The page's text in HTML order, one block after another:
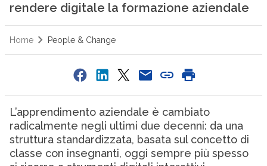
rendere digitale la formazione aziendale
Home People & Change
L’apprendimento aziendale è cambiato
radicalmente negli ultimi due decenni: da una
struttura standardizzata, basata sul concetto di
classe con insegnanti, oggi sempre più spesso